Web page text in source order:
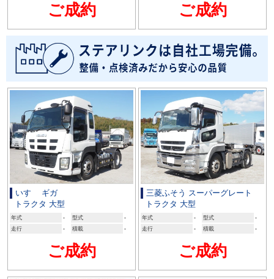
ご成約 ご成約
いすゞ ギガ
トラクタ 大型
年式 - 型式
-
走行
- 積載 -
ご成約
三菱ふそう スーパーグレート
トラクタ 大型
年式 - 型式
-
走行
- 積載 -
ご成約